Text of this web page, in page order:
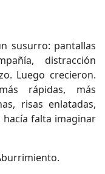
susurro: pantallas
distracción
Luego crecieron.
rápidas, más
risas enlatadas,
falta imaginar